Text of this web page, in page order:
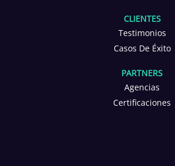
CLIENTES
Testimonios
Casos De Éxito
PARTNERS
Agencias
Certificaciones